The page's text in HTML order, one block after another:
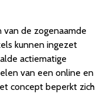
de zogenaamde
kunnen ingezet
actiematige
van een online en
concept beperkt zich